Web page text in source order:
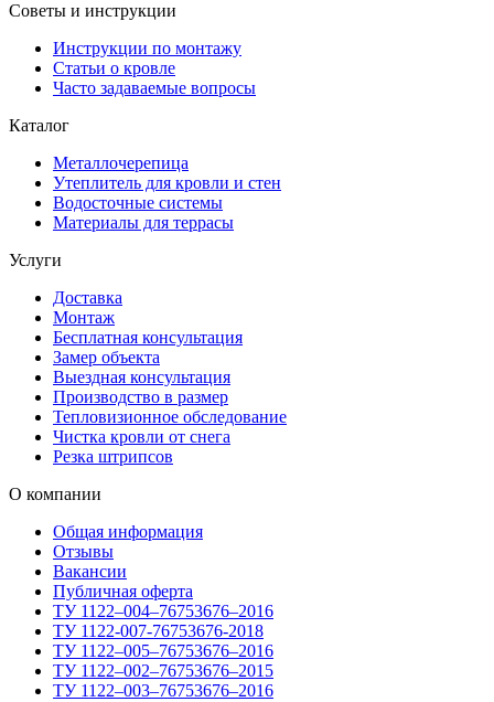
Советы и инструкции
Инструкции по монтажу
Статьи о кровле
Часто задаваемые вопросы
Каталог
Металлочерепица
Утеплитель для кровли и стен
Водосточные системы
Материалы для террасы
Услуги
Доставка
Монтаж
Бесплатная консультация
Замер объекта
Выездная консультация
Производство в размер
Тепловизионное обследование
Чистка кровли от снега
Резка штрипсов
О компании
Общая информация
Отзывы
Вакансии
Публичная оферта
ТУ 1122–004–76753676–2016
ТУ 1122-007-76753676-2018
ТУ 1122–005–76753676–2016
ТУ 1122–002–76753676–2015
ТУ 1122–003–76753676–2016